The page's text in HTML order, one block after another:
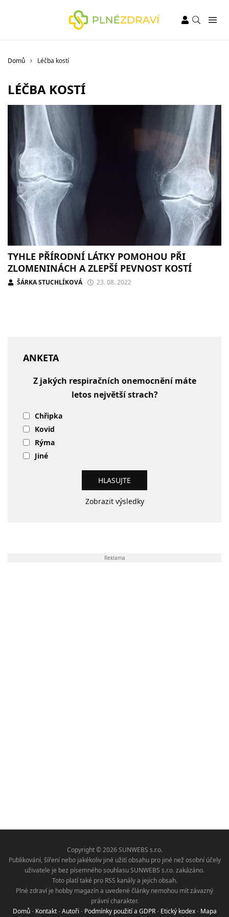
Domů Léčba kostí
LÉČBA KOSTÍ
TYHLE PŘÍRODNÍ LÁTKY POMOHOU PŘI
ZLOMENINÁCH A ZLEPŠÍ PEVNOST KOSTÍ
ŠÁRKA STUCHLÍKOVÁ 23. 08. 2022
ANKETA
Z jakých respiračních onemocnění máte
letos největší strach?
Chřipka
Kovid
Rýma
Jiné
Zobrazit výsledky
Reklama
Copyright © 2026 SUNWEBS s.r.o.
Publikování, šíření nebo jakékoliv jiné užití obsahu pro jiné než osobní účely
uživatele je bez písemného souhlasu SUNWEBS s.r.o. zakázáno.
Toto platí také pro RSS kanály a jejich obsah.
Plné zdraví je hobby magazín a uvedené články nemohou mít závazný
právní charakter.
Domů- Kontakt-Autoři - Podmínky použití a GDPR- Etický kodex- Mapa